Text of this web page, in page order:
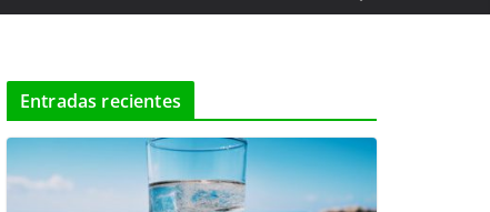
Entradas recientes